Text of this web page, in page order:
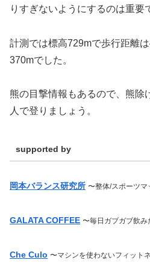
りすぎないようにするのは重要
計測では標高729mで歩行距離
370mでした。
熊の目撃情報もあるので、熊除
人で登りましょう。
supported by
岡本バランス研究所 〜整体/スポーツ
GALATA COFFEE 〜毎日ガブガブ飲み
Che Culo 〜マシンを使わないフィット